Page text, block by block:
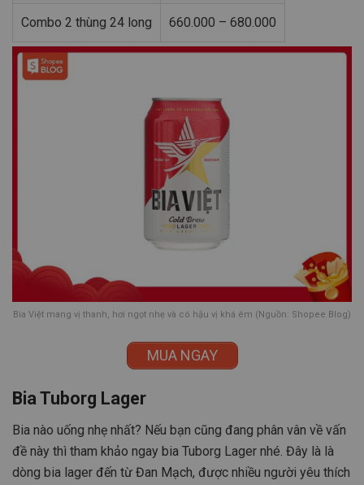
Combo 2 thùng 24 long 660.000 – 680.000
Bia Việt mang vị thanh, hơi ngọt nhẹ và có hậu vị khá êm (Nguồn: Shopee Blog)
MUA NGAY
Bia Tuborg Lager
Bia nào uống nhẹ nhất? Nếu bạn cũng đang phân vân về vấn
đề này thì tham khảo ngay bia Tuborg Lager nhé. Đây là là
dòng bia lager đến từ Đan Mạch, được nhiều người yêu thích